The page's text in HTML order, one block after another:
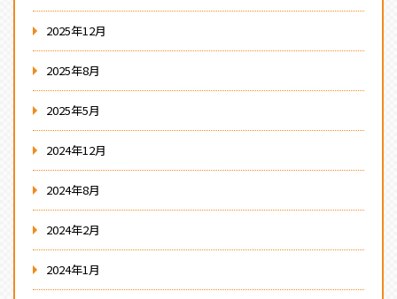
2025年12月
2025年8月
2025年5月
2024年12月
2024年8月
2024年2月
2024年1月